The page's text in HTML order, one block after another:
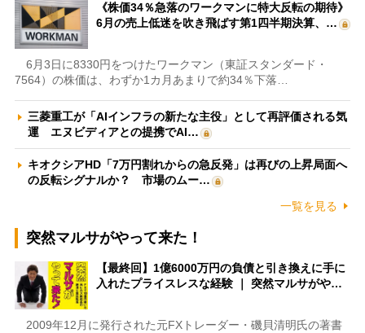
《株価34％急落のワークマンに特大反転の期待》
6月の売上低迷を吹き飛ばす第1四半期決算、…
6月3日に8330円をつけたワークマン（東証スタンダード・
7564）の株価は、わずか1カ月あまりで約34％下落…
三菱重工が「AIインフラの新たな主役」として再評価される気
運 エヌビディアとの提携でAI…
キオクシアHD「7万円割れからの急反発」は再びの上昇局面へ
の反転シグナルか？ 市場のムー…
一覧を見る
突然マルサがやって来た！
【最終回】1億6000万円の負債と引き換えに手に
入れたプライスレスな経験 ｜ 突然マルサがや…
2009年12月に発行された元FXトレーダー・磯貝清明氏の著書